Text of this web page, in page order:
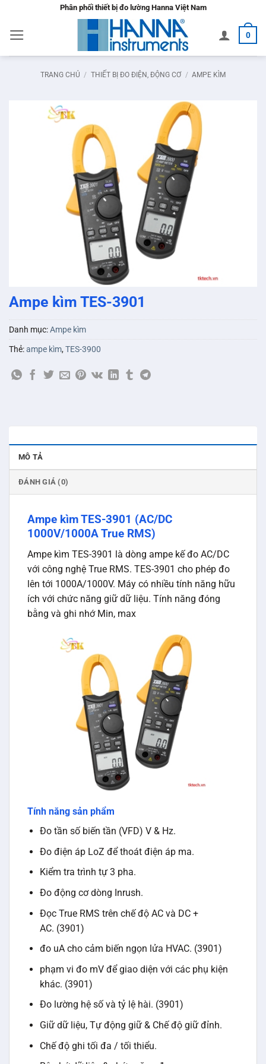
nội
dung
Phân phối thiết bị đo lường Hanna Việt Nam
0
TRANG CHỦ / THIẾT BỊ ĐO ĐIỆN, ĐỘNG CƠ / AMPE KÌM
Ampe kìm TES-3901
Danh mục:Ampe kìm
Thẻ:ampe kìm,TES-3900
MÔ TẢ
ĐÁNH GIÁ (0)
Ampe kìm TES-3901 (AC/DC
1000V/1000A True RMS)
Ampe kìm TES-3901 là dòng ampe kế đo AC/DC
với công nghệ True RMS. TES-3901 cho phép đo
lên tới 1000A/1000V. Máy có nhiều tính năng hữu
ích với chức năng giữ dữ liệu. Tính năng đóng
bằng và ghi nhớ Min, max
Tính năng sản phẩm
Đo tần số biến tần (VFD) V & Hz.
Đo điện áp LoZ để thoát điện áp ma.
Kiểm tra trình tự 3 pha.
Đo động cơ dòng Inrush.
Đọc True RMS trên chế độ AC và DC +
AC. (3901)
đo uA cho cảm biến ngọn lửa HVAC. (3901)
phạm vi đo mV để giao diện với các phụ kiện
khác. (3901)
Đo lường hệ số và tỷ lệ hài. (3901)
Giữ dữ liệu, Tự động giữ & Chế độ giữ đỉnh.
Chế độ ghi tối đa / tối thiểu.